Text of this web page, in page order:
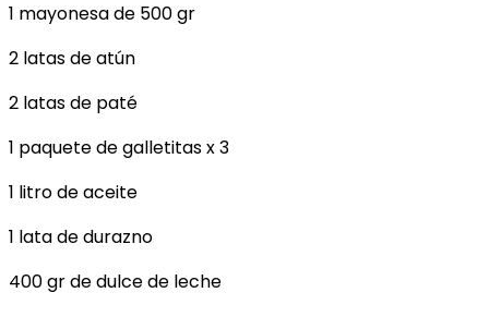
1 mayonesa de 500 gr
2 latas de atún
2 latas de paté
1 paquete de galletitas x 3
1 litro de aceite
1 lata de durazno
400 gr de dulce de leche